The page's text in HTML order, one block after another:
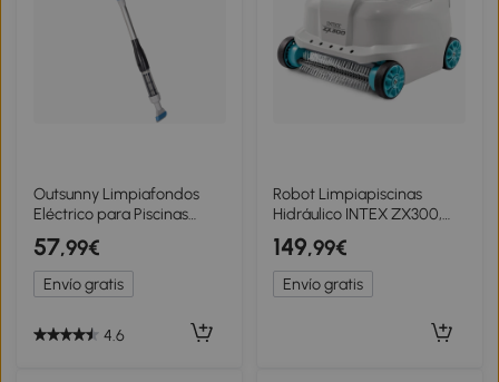
Outsunny Limpiafondos
Eléctrico para Piscinas
Spas con Poste Telescópico
de 3 Secciones Ø6x162 cm
Multicolor
57,99€
Envío gratis
4.6
Robot Limpiapiscinas
Hidráulico INTEX ZX300,
48,5x40,5x42,5 Cm, Azul
149,99€
Envío gratis